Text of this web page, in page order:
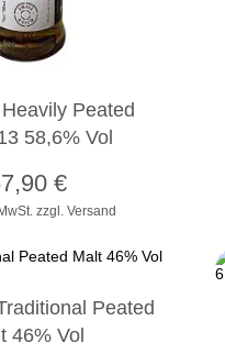
Peated
58,6% Vol
zzgl. Versand
€
Peated
46% Vol